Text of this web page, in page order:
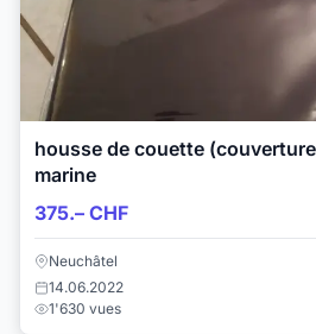
housse de couette
marine
375.– CHF
Neuchâtel
14.06.2022
1'630 vues